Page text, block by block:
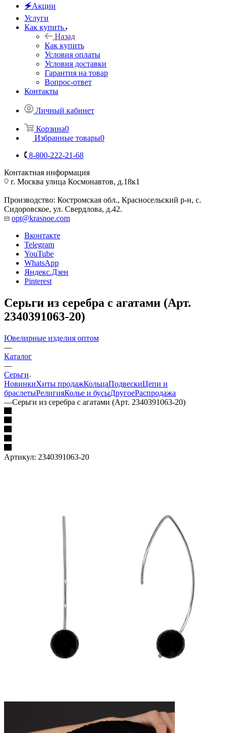
🗲Акции
Услуги
Как купить
Назад
Как купить
Условия оплаты
Условия доставки
Гарантия на товар
Вопрос-ответ
Контакты
Личный кабинет
Корзина0
Избранные товары0
8-800-222-21-68
Контактная информация
г. Москва улица Космонавтов, д.18к1
Производство: Костромская обл., Красносельский р-н, с.
Сидоровское, ул. Свердлова, д.42.
opt@krasnoe.com
Вконтакте
Telegram
YouTube
WhatsApp
Яндекс.Дзен
Pinterest
Серьги из серебра с агатами (Арт.
2340391063-20)
Ювелирные изделия оптом
—
Каталог
—
Серьги
НовинкиХиты продажКольцаПодвескиЦепи и
браслетыРелигияКолье и бусыДругоеРаспродажа
—Серьги из серебра с агатами (Арт. 2340391063-20)
Артикул: 2340391063-20